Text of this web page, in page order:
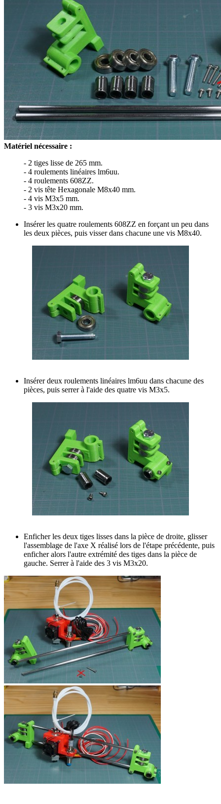
Matériel nécessaire :
- 2 tiges lisse de 265 mm.
- 4 roulements linéaires lm6uu.
- 4 roulements 608ZZ.
- 2 vis tête Hexagonale M8x40 mm.
- 4 vis M3x5 mm.
- 3 vis M3x20 mm.
Insérer les quatre roulements 608ZZ en forçant un peu dans
les deux pièces, puis visser dans chacune une vis M8x40.
Insérer deux roulements linéaires lm6uu dans chacune des
pièces, puis serrer à l'aide des quatre vis M3x5.
Enficher les deux tiges lisses dans la pièce de droite, glisser
l'assemblage de l'axe X réalisé lors de l'étape précédente, puis
enficher alors l'autre extrémité des tiges dans la pièce de
gauche. Serrer à l'aide des 3 vis M3x20.